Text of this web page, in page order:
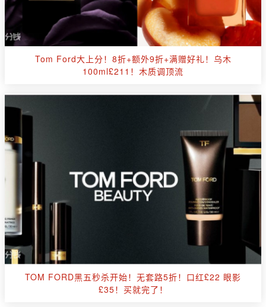
Tom Ford大上分！8折+额外9折+满赠好礼！乌木
100ml£211！木质调顶流
TOM FORD黑五秒杀开始！无套路5折！口红£22 眼影
£35！买就完了！